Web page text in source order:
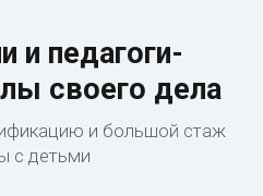
и педагоги-
своего дела
и большой стаж
с детьми